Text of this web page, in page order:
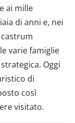
ai mille
di anni e, nei
varie famiglie
Oggi
di
così
visitato.